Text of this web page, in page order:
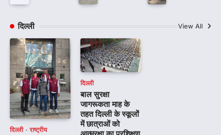
दिल्ली View All
दिल्ली राष्ट्रीय
दिल्ली
बाल सुरक्षा
जागरूकता माह के
तहत दिल्ली के स्कूलों
में छात्राओं को